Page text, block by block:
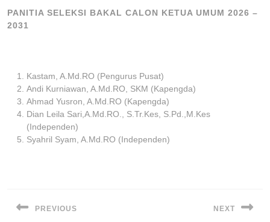
PANITIA SELEKSI BAKAL CALON KETUA UMUM 2026 –
2031
Kastam, A.Md.RO (Pengurus Pusat)
Andi Kurniawan, A.Md.RO, SKM (Kapengda)
Ahmad Yusron, A.Md.RO (Kapengda)
Dian Leila Sari,A.Md.RO., S.Tr.Kes, S.Pd.,M.Kes
(Independen)
Syahril Syam, A.Md.RO (Independen)
navigation
PREVIOUS NEXT